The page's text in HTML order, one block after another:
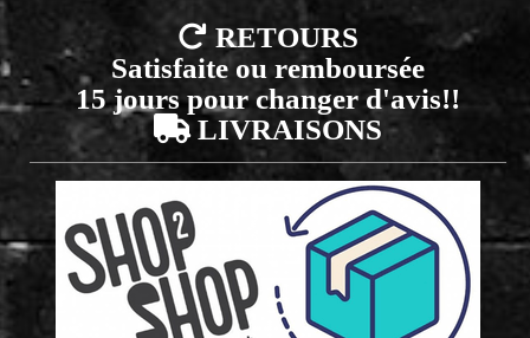
 RETOURS
Satisfaite ou remboursée
15 jours pour changer d'avis!!
 LIVRAISONS